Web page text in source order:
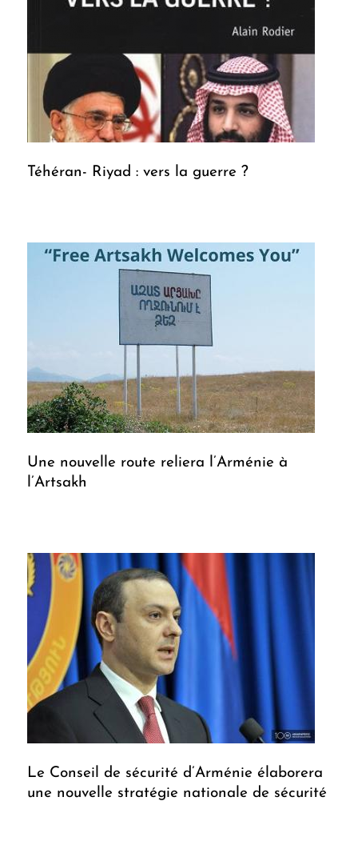
Téhéran- Riyad : vers la guerre ?
Une nouvelle route reliera l’Arménie à
l’Artsakh
Le Conseil de sécurité d’Arménie élaborera
une nouvelle stratégie nationale de sécurité